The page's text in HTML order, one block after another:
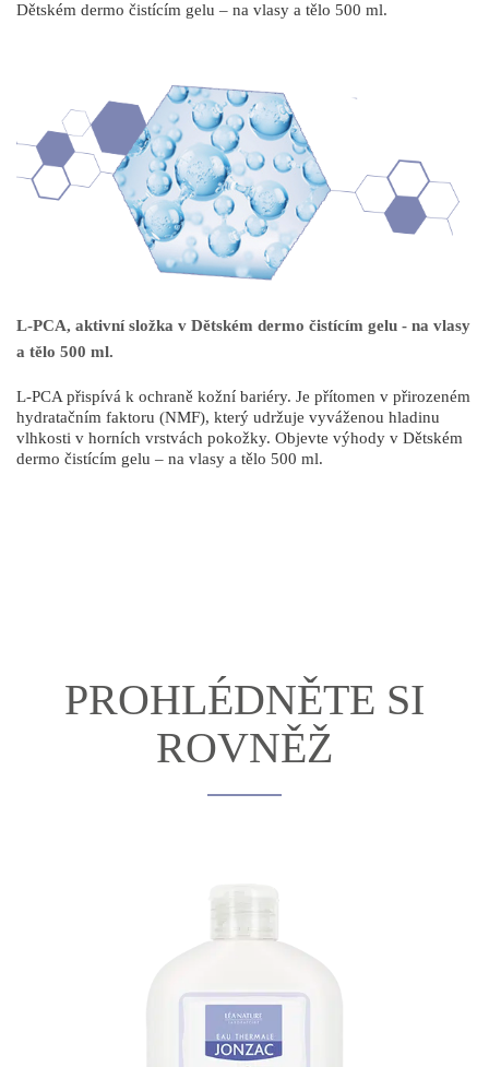
Dětském dermo čistícím gelu – na vlasy a tělo 500 ml.
L-PCA, aktivní složka v Dětském dermo čistícím gelu - na vlasy
a tělo 500 ml.
L-PCA přispívá k ochraně kožní bariéry. Je přítomen v přirozeném
hydratačním faktoru (NMF), který udržuje vyváženou hladinu
vlhkosti v horních vrstvách pokožky. Objevte výhody v Dětském
dermo čistícím gelu – na vlasy a tělo 500 ml.
PROHLÉDNĚTE SI
ROVNĚŽ